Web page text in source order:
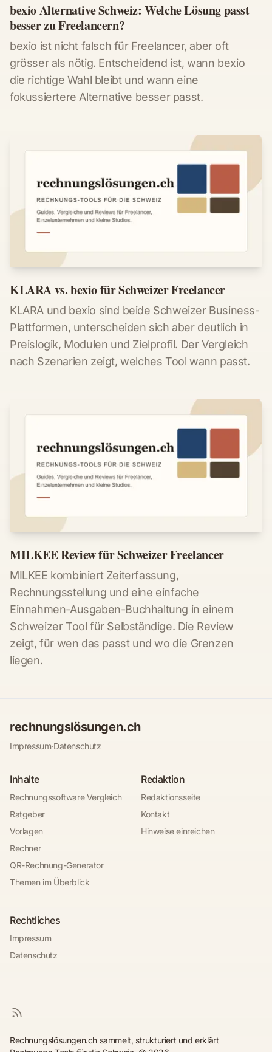
bexio Alternative Schweiz: Welche Lösung passt
besser zu Freelancern?
bexio ist nicht falsch für Freelancer, aber oft
grösser als nötig. Entscheidend ist, wann bexio
die richtige Wahl bleibt und wann eine
fokussiertere Alternative besser passt.
KLARA vs. bexio für Schweizer Freelancer
KLARA und bexio sind beide Schweizer Business-
Plattformen, unterscheiden sich aber deutlich in
Preislogik, Modulen und Zielprofil. Der Vergleich
nach Szenarien zeigt, welches Tool wann passt.
MILKEE Review für Schweizer Freelancer
MILKEE kombiniert Zeiterfassung,
Rechnungsstellung und eine einfache
Einnahmen-Ausgaben-Buchhaltung in einem
Schweizer Tool für Selbständige. Die Review
zeigt, für wen das passt und wo die Grenzen
liegen.
rechnungslösungen.ch
Impressum·Datenschutz
Inhalte
Rechnungssoftware Vergleich
Ratgeber
Vorlagen
Rechner
QR-Rechnung-Generator
Themen im Überblick
Redaktion
Redaktionsseite
Kontakt
Hinweise einreichen
Rechtliches
Impressum
Datenschutz
Rechnungslösungen.ch sammelt, strukturiert und erklärt